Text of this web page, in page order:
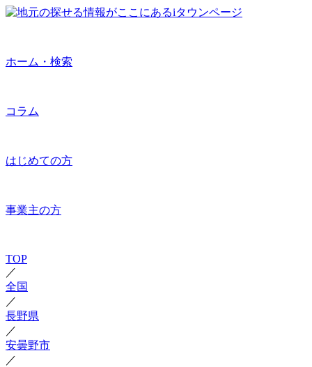
ホーム・検索
コラム
はじめての方
事業主の方
TOP
／
全国
／
長野県
／
安曇野市
／